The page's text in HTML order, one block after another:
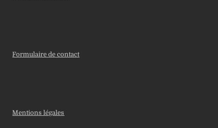
Formulaire de contact
Mentions légales